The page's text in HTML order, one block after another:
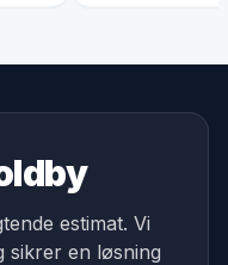
estimat. Vi
sikrer en løsning